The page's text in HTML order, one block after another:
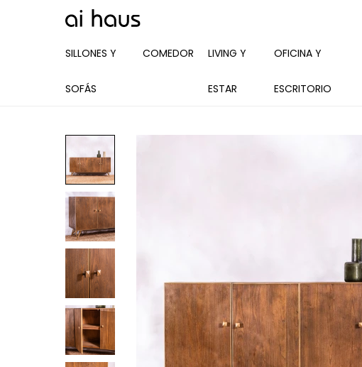
SILLONES Y
SOFÁS
COMEDOR LIVING Y
ESTAR
OFICINA Y
ESCRITORIO